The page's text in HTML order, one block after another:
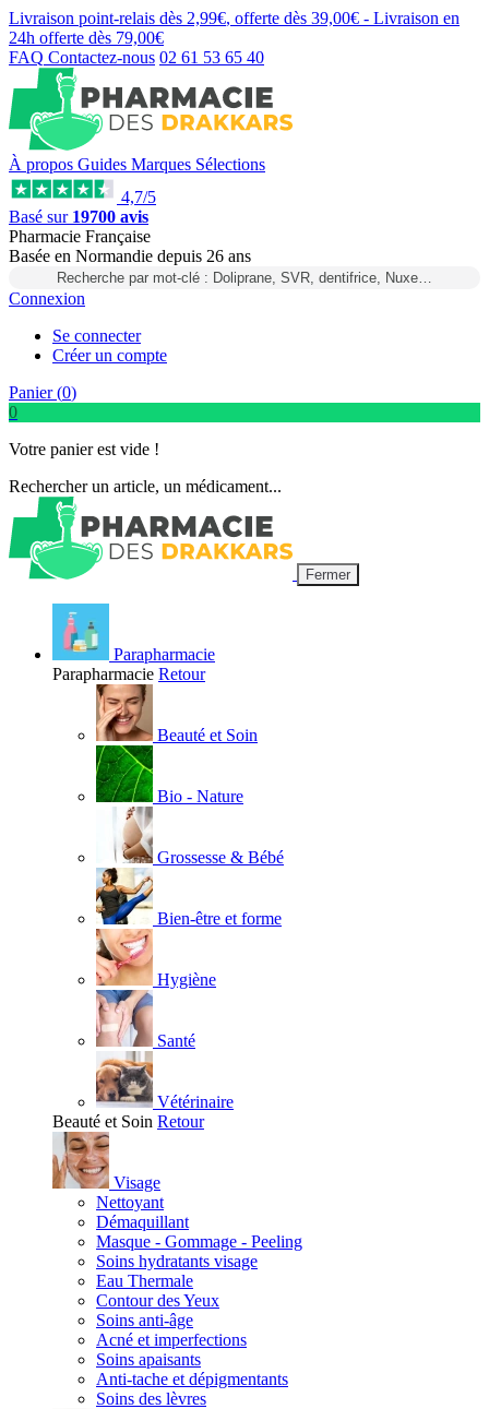
Livraison point-relais dès 2,99€, offerte dès 39,00€ - Livraison en
24h offerte dès 79,00€
FAQ Contactez-nous 02 61 53 65 40
À propos Guides Marques Sélections
4,7/5
Basé sur 19700 avis
Pharmacie Française
Basée en Normandie depuis 26 ans
Recherche par mot-clé : Doliprane, SVR, dentifrice, Nuxe…
Connexion
Se connecter
Créer un compte
Panier (0)
0
Votre panier est vide !
Rechercher un article, un médicament...
Fermer
Parapharmacie
Parapharmacie Retour
Beauté et Soin
Bio - Nature
Grossesse & Bébé
Bien-être et forme
Hygiène
Santé
Vétérinaire
Beauté et Soin Retour
Visage
Nettoyant
Démaquillant
Masque - Gommage - Peeling
Soins hydratants visage
Eau Thermale
Contour des Yeux
Soins anti-âge
Acné et imperfections
Soins apaisants
Anti-tache et dépigmentants
Soins des lèvres